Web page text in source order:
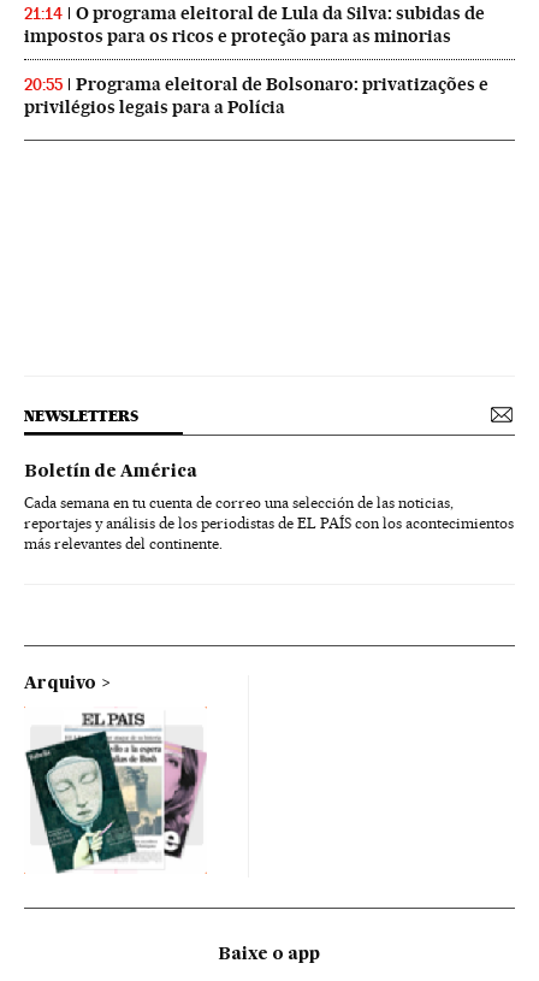
21:14
O programa eleitoral de Lula da Silva: subidas de
impostos para os ricos e proteção para as minorias
20:55
Programa eleitoral de Bolsonaro: privatizações e
privilégios legais para a Polícia
NEWSLETTERS
Boletín de América
Cada semana en tu cuenta de correo una selección de las noticias,
reportajes y análisis de los periodistas de EL PAÍS con los acontecimientos
más relevantes del continente.
Arquivo
Baixe o app